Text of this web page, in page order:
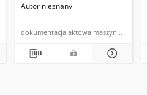
w dniu 19 czerwca 1981 roku
Autor nieznany
dokumentacja aktowa maszynopis